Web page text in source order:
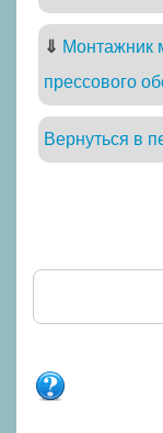
⇓ Монтажник
прессового
Вернуться в